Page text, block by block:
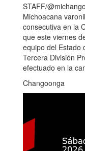
STAFF/
Michoacana
consecutiva en la
que este viernes
equipo del Estado
Tercera División
efectuado en la
Changoonga